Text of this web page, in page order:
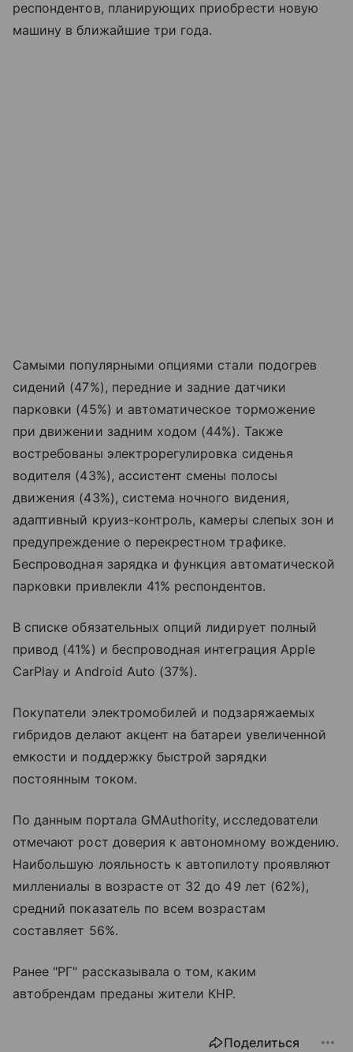
респондентов, планирующих приобрести новую
машину в ближайшие три года.
Самыми популярными опциями стали подогрев
сидений (47%), передние и задние датчики
парковки (45%) и автоматическое торможение
при движении задним ходом (44%). Также
востребованы электрорегулировка сиденья
водителя (43%), ассистент смены полосы
движения (43%), система ночного видения,
адаптивный круиз-контроль, камеры слепых зон и
предупреждение о перекрестном трафике.
Беспроводная зарядка и функция автоматической
парковки привлекли 41% респондентов.
В списке обязательных опций лидирует полный
привод (41%) и беспроводная интеграция Apple
CarPlay и Android Auto (37%).
Покупатели электромобилей и подзаряжаемых
гибридов делают акцент на батареи увеличенной
емкости и поддержку быстрой зарядки
постоянным током.
По данным портала GMAuthority, исследователи
отмечают рост доверия к автономному вождению.
Наибольшую лояльность к автопилоту проявляют
миллениалы в возрасте от 32 до 49 лет (62%),
средний показатель по всем возрастам
составляет 56%.
Ранее "РГ" рассказывала о том, каким
автобрендам преданы жители КНР.
Поделиться